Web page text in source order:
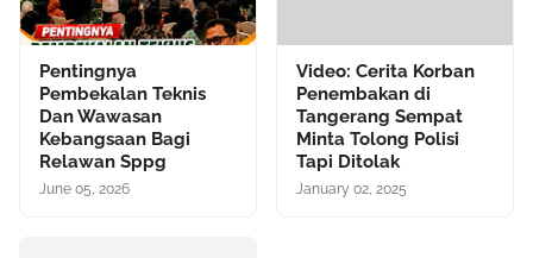
Pentingnya
Pembekalan Teknis
Dan Wawasan
Kebangsaan Bagi
Relawan Sppg
June 05, 2026
Video: Cerita Korban
Penembakan di
Tangerang Sempat
Minta Tolong Polisi
Tapi Ditolak
January 02, 2025